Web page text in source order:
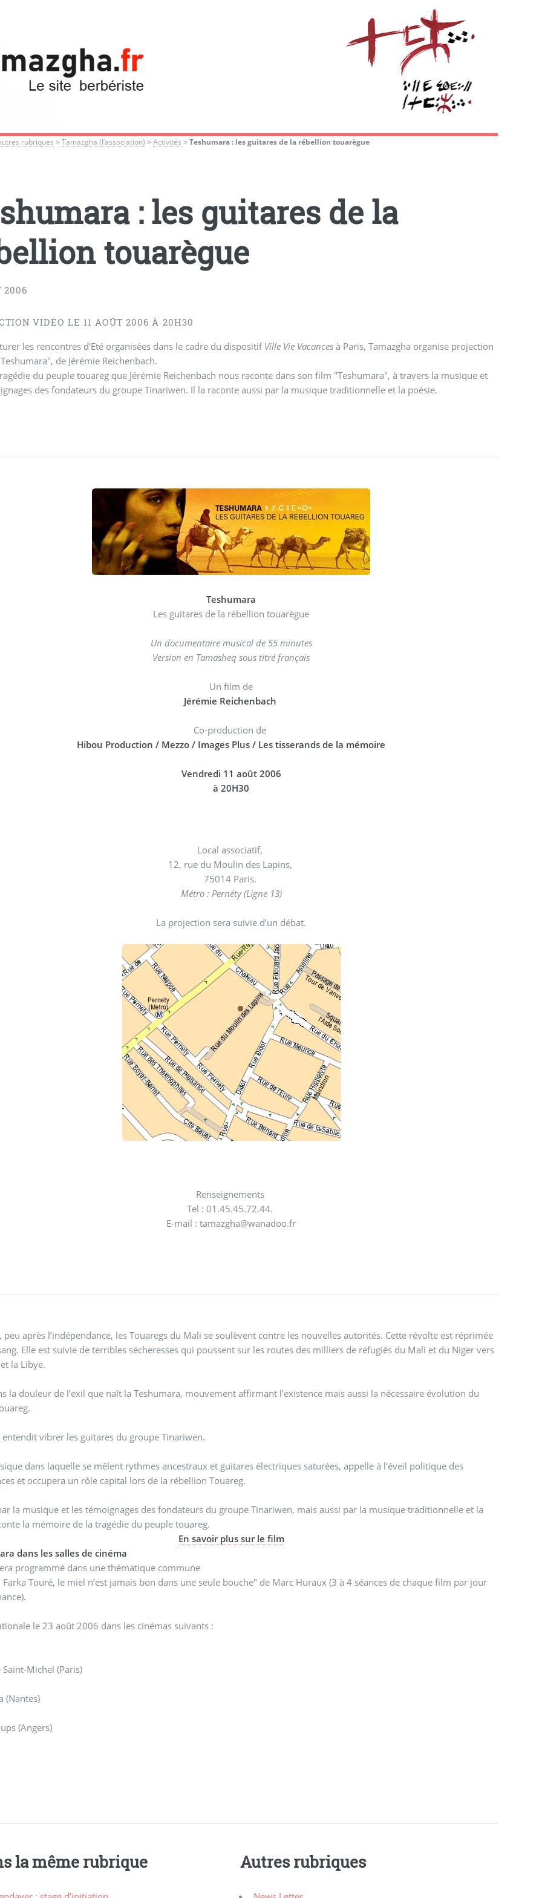
rubriques >Tamazgha (l’association) >Activités >Teshumara : les guitares de la rébellion touarègue
: les guitares de la
touarègue
2006
VIDÉO LE 11 AOÛT 2006 À 20H30
les rencontres d’Eté organisées dans le cadre du dispositif Ville Vie Vacances à Paris, Tamazgha organise projection
de Jérémie Reichenbach.
du peuple touareg que Jérémie Reichenbach nous raconte dans son film "Teshumara", à travers la musique et
des fondateurs du groupe Tinariwen. Il la raconte aussi par la musique traditionnelle et la poésie.
Teshumara
Les guitares de la rébellion touarègue
Un documentaire musical de 55 minutes
Version en Tamasheq sous titré français
Un film de
Jérémie Reichenbach
Co-production de
Hibou Production / Mezzo / Images Plus / Les tisserands de la mémoire
Vendredi 11 août 2006
à 20H30
Local associatif,
12, rue du Moulin des Lapins,
75014 Paris.
Métro : Pernéty (Ligne 13)
La projection sera suivie d’un débat.
Renseignements
Tel : 01.45.45.72.44.
E-mail : tamazgha@wanadoo.fr
peu après l’indépendance, les Touaregs du Mali se soulèvent contre les nouvelles autorités. Cette révolte est réprimée
Elle est suivie de terribles sécheresses qui poussent sur les routes des milliers de réfugiés du Mali et du Niger vers
la Libye.
la douleur de l’exil que naît la Teshumara, mouvement affirmant l’existence mais aussi la nécessaire évolution du
vibrer les guitares du groupe Tinariwen.
dans laquelle se mêlent rythmes ancestraux et guitares électriques saturées, appelle à l’éveil politique des
et occupera un rôle capital lors de la rébellion Touareg.
la musique et les témoignages des fondateurs du groupe Tinariwen, mais aussi par la musique traditionnelle et la
la mémoire de la tragédie du peuple touareg.
En savoir plus sur le film
dans les salles de cinéma
programmé dans une thématique commune
Farka Touré, le miel n’est jamais bon dans une seule bouche" de Marc Huraux (3 à 4 séances de chaque film par jour
le 23 août 2006 dans les cinémas suivants :
Saint-Michel (Paris)
(Nantes)
(Angers)
la même rubrique Autres rubriques